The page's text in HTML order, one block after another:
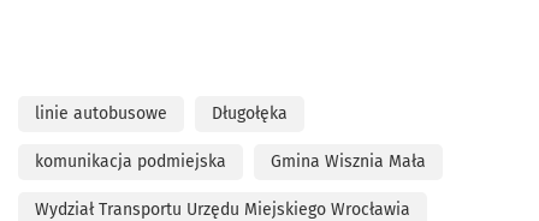
linie autobusowe Długołęka
komunikacja podmiejska Gmina Wisznia Mała
Wydział Transportu Urzędu Miejskiego Wrocławia